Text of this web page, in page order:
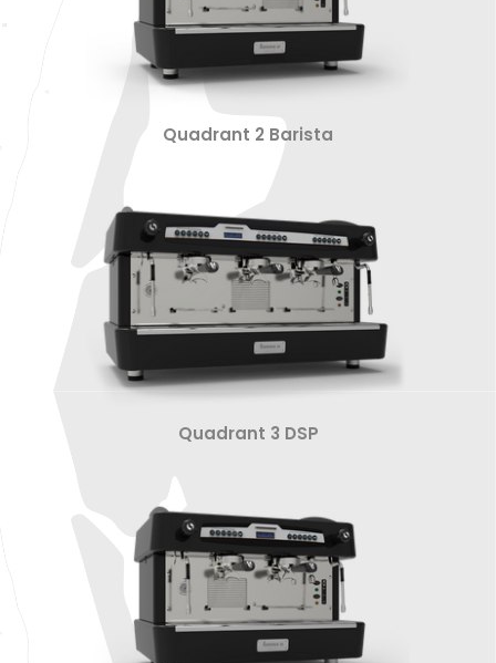
Quadrant 2 Barista
Quadrant 3 DSP